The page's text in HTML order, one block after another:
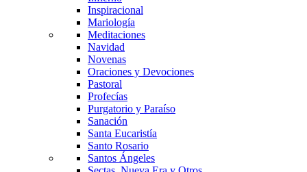
Inspiracional
Mariología
Meditaciones
Navidad
Novenas
Oraciones y Devociones
Pastoral
Profecías
Purgatorio y Paraíso
Sanación
Santa Eucaristía
Santo Rosario
Santos Ángeles